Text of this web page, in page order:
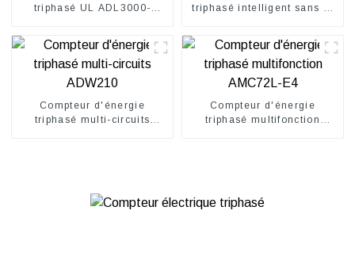
triphasé UL ADL3000-
triphasé intelligent sans fil
Compteur d'énergie
triphasé multi-circuits
Compteur d'énergie
triphasé multifonction